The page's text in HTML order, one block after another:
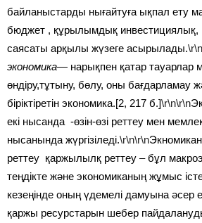
байланыстарды нығайтуға ықпал ету
бюджет , құрылымдық
саясаты арқылы жүзеге асырылады.
экономика— нарықпен қатар тауарлар
өндіру,тұтыну, бөлу, оны бағдарламау
біріктіретін экономика.[2, 217 б.]\r\n\r\n
екі нысанда -өзін-өзі реттеу мен
нысанында жүргізіледі.\r\n\r\n
реттеу қаржылылқ реттеу – бұл
теңдікте және экономиканың жұмыс
кезеңінде оның үдемелі дамуына әсер
қаржы ресурстарын шебер